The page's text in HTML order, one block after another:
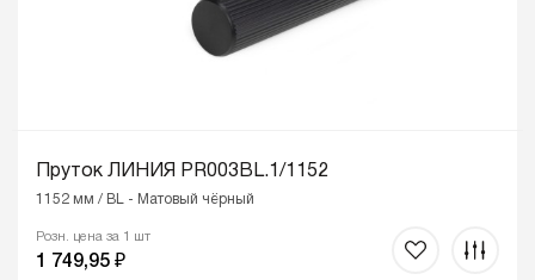
Пруток ЛИНИЯ PR003BL.1/1152
1152 мм / BL - Матовый чёрный
Розн. цена за 1 шт
1 749,95 ₽